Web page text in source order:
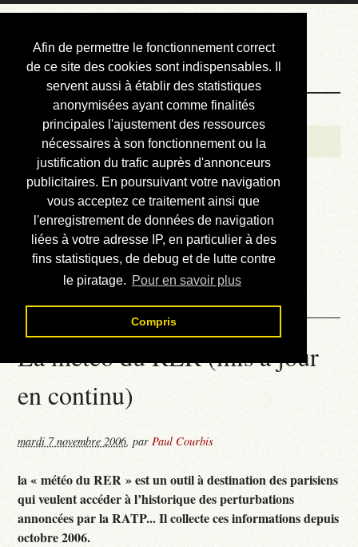
Afin de permettre le fonctionnement correct
de ce site des cookies sont indispensables. Il
servent aussi à établir des statistiques
anonymisées ayant comme finalités
principales l'ajustement des ressources
nécessaires à son fonctionnement ou la
justification du trafic auprès d'annonceurs
publicitaires. En poursuivant votre navigation
vous acceptez ce traitement ainsi que
l'enregistrement de données de navigation
liées à votre adresse IP, en particulier à des
fins statistiques, de debug et de lutte contre
le piratage. Pour en savoir plus
Compris
Courbis, « LE »
Blog Officiel
Bienvenue
Réalisations
Divers (et d’été)
Annonces
Liens externes
Téléchargement
Contact
La météo du RER (mis à jour
en continu)
mardi 7 novembre 2006,parPaul Courbis
la « météo du RER » est un outil à destination des parisiens
qui veulent accéder à l’historique des perturbations
annoncées par la RATP... Il collecte ces informations depuis
octobre 2006.